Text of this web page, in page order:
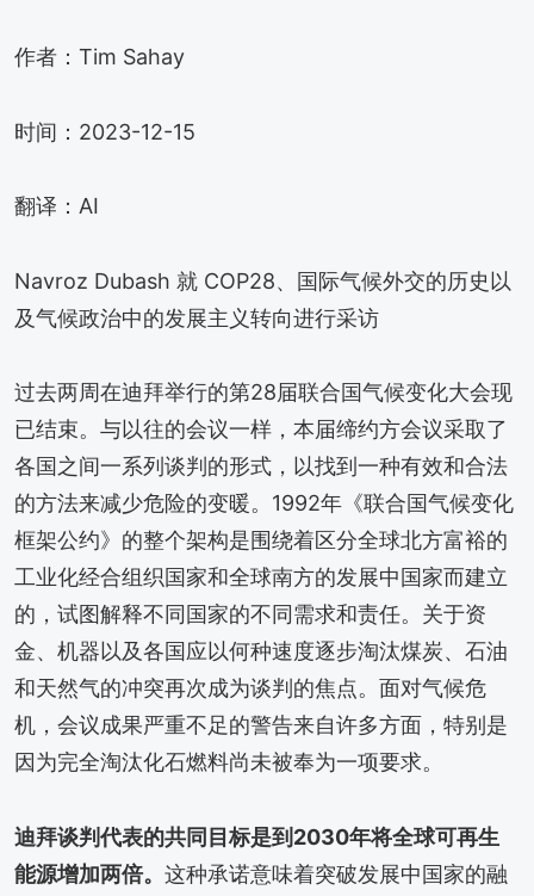
作者：Tim Sahay
时间：2023-12-15
翻译：AI
Navroz Dubash 就 COP28、国际气候外交的历史以
及气候政治中的发展主义转向进行采访
过去两周在迪拜举行的第28届联合国气候变化大会现
已结束。与以往的会议一样，本届缔约方会议采取了
各国之间一系列谈判的形式，以找到一种有效和合法
的方法来减少危险的变暖。1992年《联合国气候变化
框架公约》的整个架构是围绕着区分全球北方富裕的
工业化经合组织国家和全球南方的发展中国家而建立
的，试图解释不同国家的不同需求和责任。关于资
金、机器以及各国应以何种速度逐步淘汰煤炭、石油
和天然气的冲突再次成为谈判的焦点。面对气候危
机，会议成果严重不足的警告来自许多方面，特别是
因为完全淘汰化石燃料尚未被奉为一项要求。
迪拜谈判代表的共同目标是到2030年将全球可再生
能源增加两倍。 这种承诺意味着突破发展中国家的融